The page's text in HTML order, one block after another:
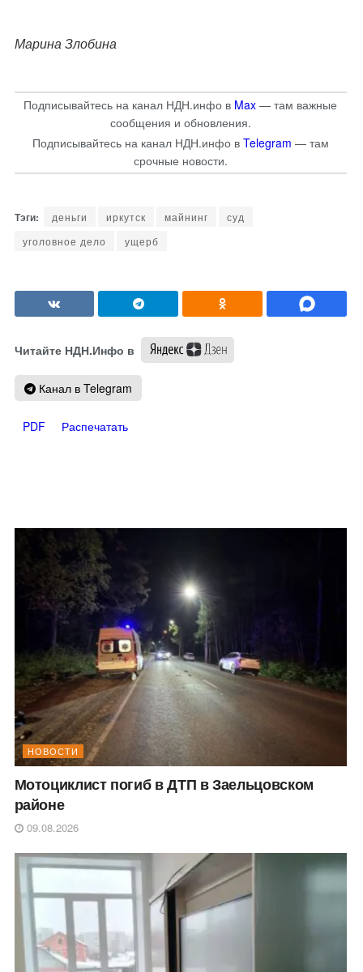
Марина Злобина
Подписывайтесь на канал НДН.инфо в Max — там важные
сообщения и обновления.
Подписывайтесь на канал НДН.инфо в Telegram — там
срочные новости.
деньги иркутск майнинг
суд
уголовное дело
ущерб
Читайте НДН.Инфо в
Канал в Telegram
PDF Распечатать
НОВОСТИ
Мотоциклист погиб в ДТП в Заельцовском
районе
09.08.2026